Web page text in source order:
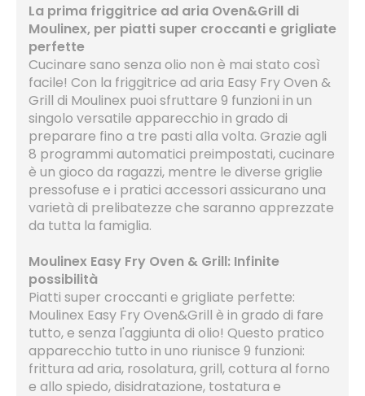
La prima friggitrice ad aria Oven&Grill di
Moulinex, per piatti super croccanti e grigliate
perfette
Cucinare sano senza olio non è mai stato così
facile! Con la friggitrice ad aria Easy Fry Oven &
Grill di Moulinex puoi sfruttare 9 funzioni in un
singolo versatile apparecchio in grado di
preparare fino a tre pasti alla volta. Grazie agli
8 programmi automatici preimpostati, cucinare
è un gioco da ragazzi, mentre le diverse griglie
pressofuse e i pratici accessori assicurano una
varietà di prelibatezze che saranno apprezzate
da tutta la famiglia.
Moulinex Easy Fry Oven & Grill: Infinite
possibilità
Piatti super croccanti e grigliate perfette:
Moulinex Easy Fry Oven&Grill è in grado di fare
tutto, e senza l'aggiunta di olio! Questo pratico
apparecchio tutto in uno riunisce 9 funzioni:
frittura ad aria, rosolatura, grill, cottura al forno
e allo spiedo, disidratazione, tostatura e